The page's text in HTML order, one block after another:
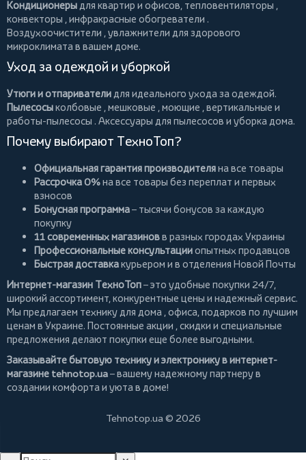
Кондиционерыдля квартир и офисов, тепловентиляторы ,
конвекторы ,инфракрасные обогреватели .
Воздухоочистители , увлажнители для здорового
микроклимата в вашем доме.
Уход за одеждой и уборкой
Утюги и отпаривателидля идеального ухода за одеждой.
Пылесосыколбовые ,мешковые ,моющие ,вертикальные и
работы-пылесосы . Аксессуары для пылесосов и уборка дома.
Почему выбирают ТехноТоп?
Официальная гарантия производителяна все товары
Рассрочка 0%на все товары без переплат и первых
взносов
Бонусная программа– тысячи бонусов за каждую
покупку
11 современных магазиновв разных городах Украины
Профессиональные консультацииопытных продавцов
Быстрая доставкакурьером и в отделения Новой Почты
Интернет-магазин ТехноТоп– это удобные покупки 24/7,
широкий ассортимент, конкурентные цены и надежный сервис.
Мы предлагаем технику для дома , офиса, подарков по лучшим
ценам в Украине. Постоянные акции , скидки и специальные
предложения делают покупки еще более выгодными.
Заказывайте бытовую технику и электронику в интернет-
магазине tehnotop.ua– вашему надежному партнеру в
создании комфорта и уюта в доме!
Tehnotop.ua © 2026